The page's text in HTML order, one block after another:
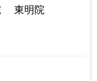
東明院